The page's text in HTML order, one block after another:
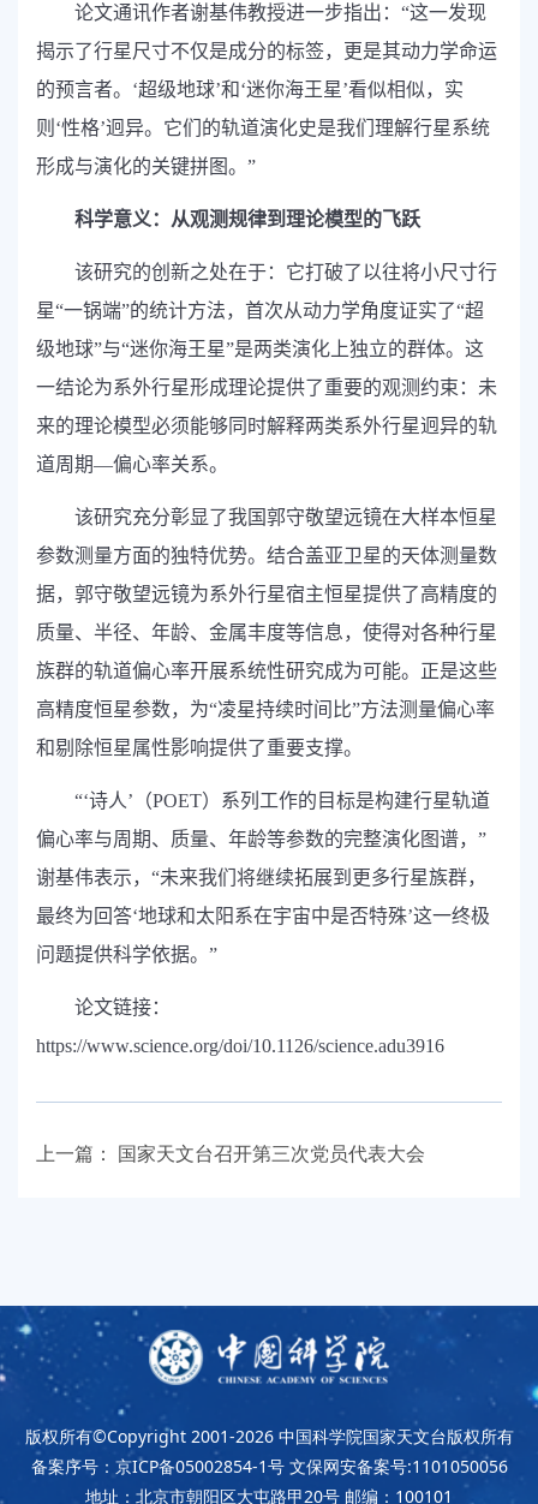
论文通讯作者谢基伟教授进一步指出：“这一发现
揭示了行星尺寸不仅是成分的标签，更是其动力学命运
的预言者。‘超级地球’和‘迷你海王星’看似相似，实
则‘性格’迥异。它们的轨道演化史是我们理解行星系统
形成与演化的关键拼图。”
科学意义：从观测规律到理论模型的飞跃
该研究的创新之处在于：它打破了以往将小尺寸行
星“一锅端”的统计方法，首次从动力学角度证实了“超
级地球”与“迷你海王星”是两类演化上独立的群体。这
一结论为系外行星形成理论提供了重要的观测约束：未
来的理论模型必须能够同时解释两类系外行星迥异的轨
道周期—偏心率关系。
该研究充分彰显了我国郭守敬望远镜在大样本恒星
参数测量方面的独特优势。结合盖亚卫星的天体测量数
据，郭守敬望远镜为系外行星宿主恒星提供了高精度的
质量、半径、年龄、金属丰度等信息，使得对各种行星
族群的轨道偏心率开展系统性研究成为可能。正是这些
高精度恒星参数，为“凌星持续时间比”方法测量偏心率
和剔除恒星属性影响提供了重要支撑。
“‘诗人’（POET）系列工作的目标是构建行星轨道
偏心率与周期、质量、年龄等参数的完整演化图谱，”
谢基伟表示，“未来我们将继续拓展到更多行星族群，
最终为回答‘地球和太阳系在宇宙中是否特殊’这一终极
问题提供科学依据。”
论文链接：
https://www.science.org/doi/10.1126/science.adu3916
上一篇： 国家天文台召开第三次党员代表大会
版权所有©Copyright 2001-2026 中国科学院国家天文台版权所有
备案序号：京ICP备05002854-1号 文保网安备案号:1101050056
地址：北京市朝阳区大屯路甲20号 邮编：100101